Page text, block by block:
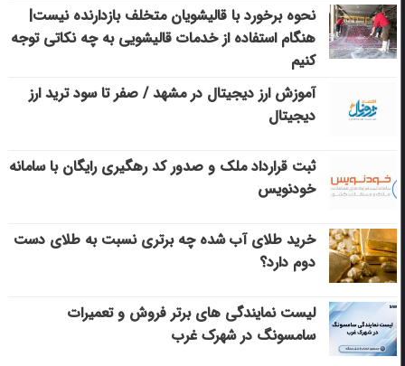
نحوه برخورد با قالیشویان متخلف بازدارنده نیست|
هنگام استفاده از خدمات قالیشویی به چه نکاتی توجه
کنیم
آموزش ارز دیجیتال در مشهد / صفر تا سود ترید ارز
دیجیتال
ثبت قرارداد ملک و صدور کد رهگیری رایگان با سامانه
خودنویس
خرید طلای آب شده چه برتری نسبت به طلای دست
دوم دارد؟
لیست نمایندگی های برتر فروش و تعمیرات
سامسونگ در شهرک غرب